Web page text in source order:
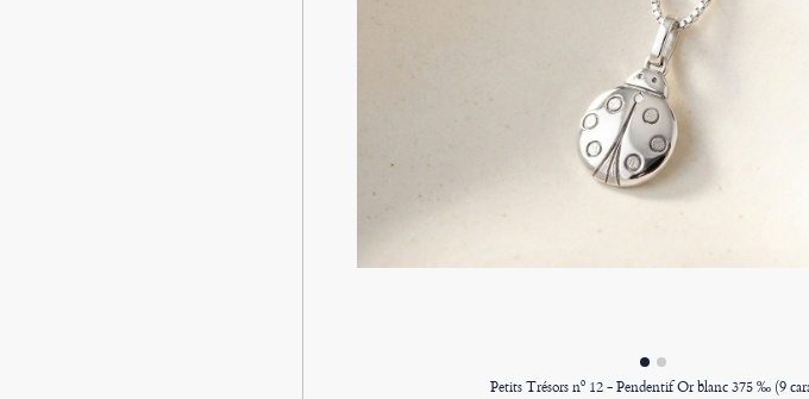
Petits Trésors nº 12 - Pendentif Or blanc 375 ‰ (9